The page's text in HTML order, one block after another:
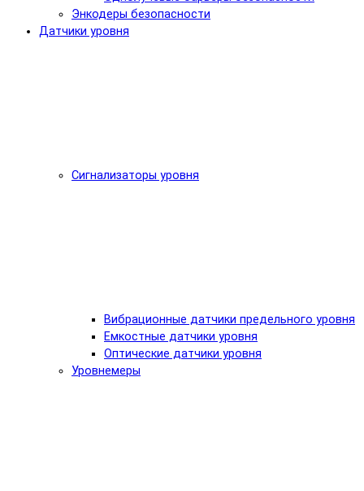
Энкодеры безопасности
Датчики уровня
Сигнализаторы уровня
Вибрационные датчики предельного уровня
Емкостные датчики уровня
Оптические датчики уровня
Уровнемеры